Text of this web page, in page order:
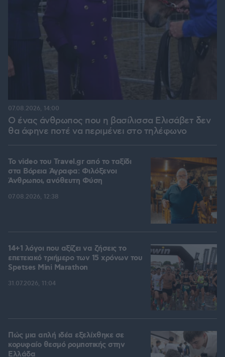
Ο ένας άνθρωπος που η βασίλισσα Ελισάβετ δεν
θα άφηνε ποτέ να περιμένει στο τηλέφωνο
07.08.2026, 14:00
To video του Travel.gr από το ταξίδι
στα Βόρεια Άγραφα: Φιλόξενοι
Άνθρωποι, ανόθευτη Φύση
07.08.2026, 12:38
14+1 λόγοι που αξίζει να ζήσεις το
επετειακό τριήμερο των 15 χρόνων του
Spetses Mini Marathon
31.07.2026, 11:04
Πώς μια απλή ιδέα εξελίχθηκε σε
κορυφαίο θεσμό ρομποτικής στην
Ελλάδα